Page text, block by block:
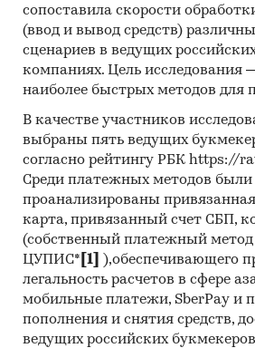
сопоставила скорости
(ввод и вывод средств)
сценариев в ведущих
компаниях. Цель исследования
наиболее быстрых методов для
В качестве участников
выбраны пять ведущих
согласно рейтингу РБК https://
Среди платежных методов были
проанализированы
карта, привязанный счет СБП,
(собственный платежный
ЦУПИС* [1]
),обеспечивающего
легальность расчетов в сфере
мобильные платежи, SberPay и
пополнения и снятия средств,
ведущих российских